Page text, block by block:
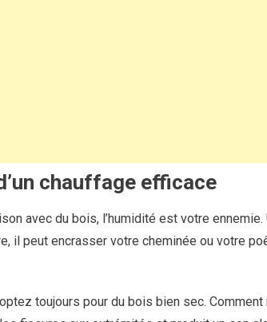
chauffage efficace
avec du bois, l’humidité est votre
il peut encrasser votre cheminée ou votre
toujours pour du bois bien sec.